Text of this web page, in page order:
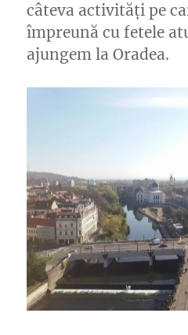
câteva activități pe
împreună cu fetele
ajungem la Oradea.